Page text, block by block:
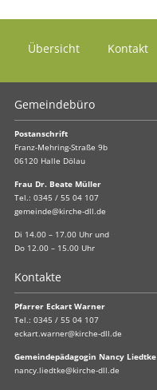
Übersicht Kontakt
Gemeindebüro
Postanschrift
Franz-Mehring-Straße 9b
06120 Halle Dölau
Frau Dr. Beate Müller
Tel.: 0345 / 55 04 107
gemeinde@kirche-dll.de
Di 14.00 – 17.00 Uhr und
Do 12.00 – 15.00 Uhr
Kontakte
Pfarrer Eckart Warner
Tel.: 0345 / 55 04 107
eckart.warner@kirche-dll.de
Gemeindepädagogin Nancy Liedtke
nancy.liedtke@kirche-dll.de